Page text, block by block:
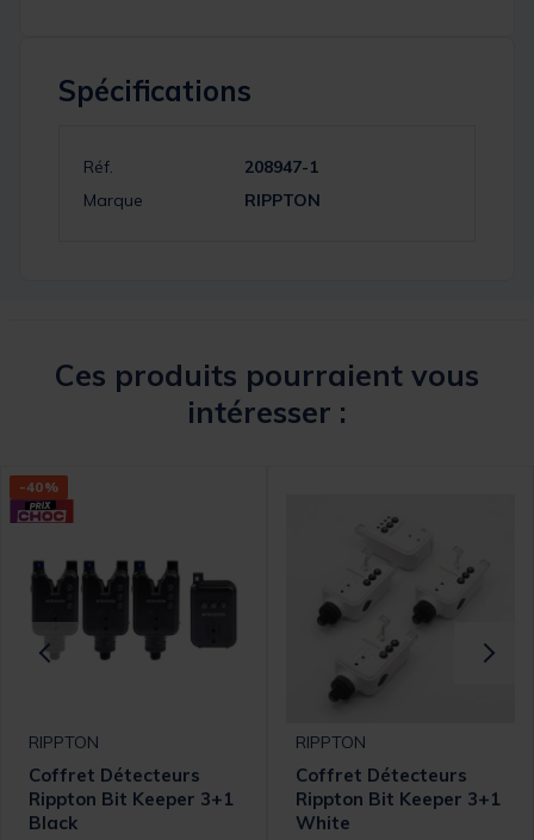
Spécifications
Réf.
208947-1
Marque
RIPPTON
Ces produits pourraient vous
intéresser :
-40%
RIPPTON
Coffret Détecteurs
Rippton Bit Keeper 3+1
Black
RIPPTON
Coffret Détecteurs
Rippton Bit Keeper 3+1
White